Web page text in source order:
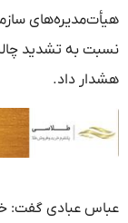
هیأت‌مدیره‌های
نسبت به تشدید
هشدار داد.